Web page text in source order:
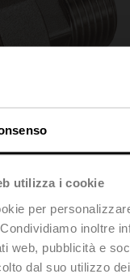
utilizza i cookie
per
inoltre
web, pubblicità e
dal suo utilizzo
Downloads